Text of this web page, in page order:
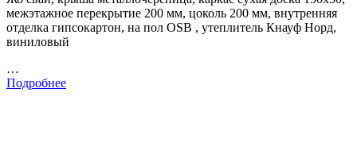
межэтажное перекрытие 200 мм, цоколь 200 мм, внутренняя
отделка гипсокартон, на пол OSB , утеплитель Кнауф Норд,
виниловый
…
Подробнее